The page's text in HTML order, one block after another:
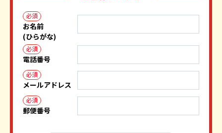
必須
お名前
(ひらがな)
必須
電話番号
必須
メールアドレス
必須
郵便番号